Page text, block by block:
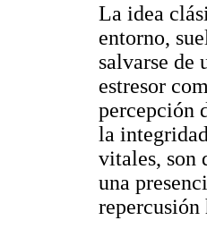
La idea
entorno,
salvarse de
estresor
percepción
la
vitales, son
una
repercusión